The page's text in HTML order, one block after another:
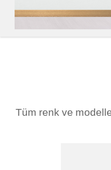
Tüm renk ve